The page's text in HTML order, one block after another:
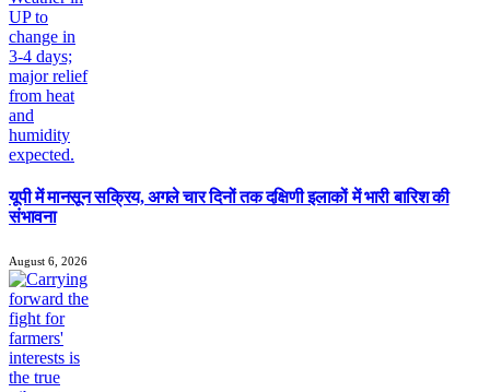
यूपी में मानसून सक्रिय, अगले चार दिनों तक दक्षिणी इलाकों में भारी बारिश की
संभावना
August 6, 2026